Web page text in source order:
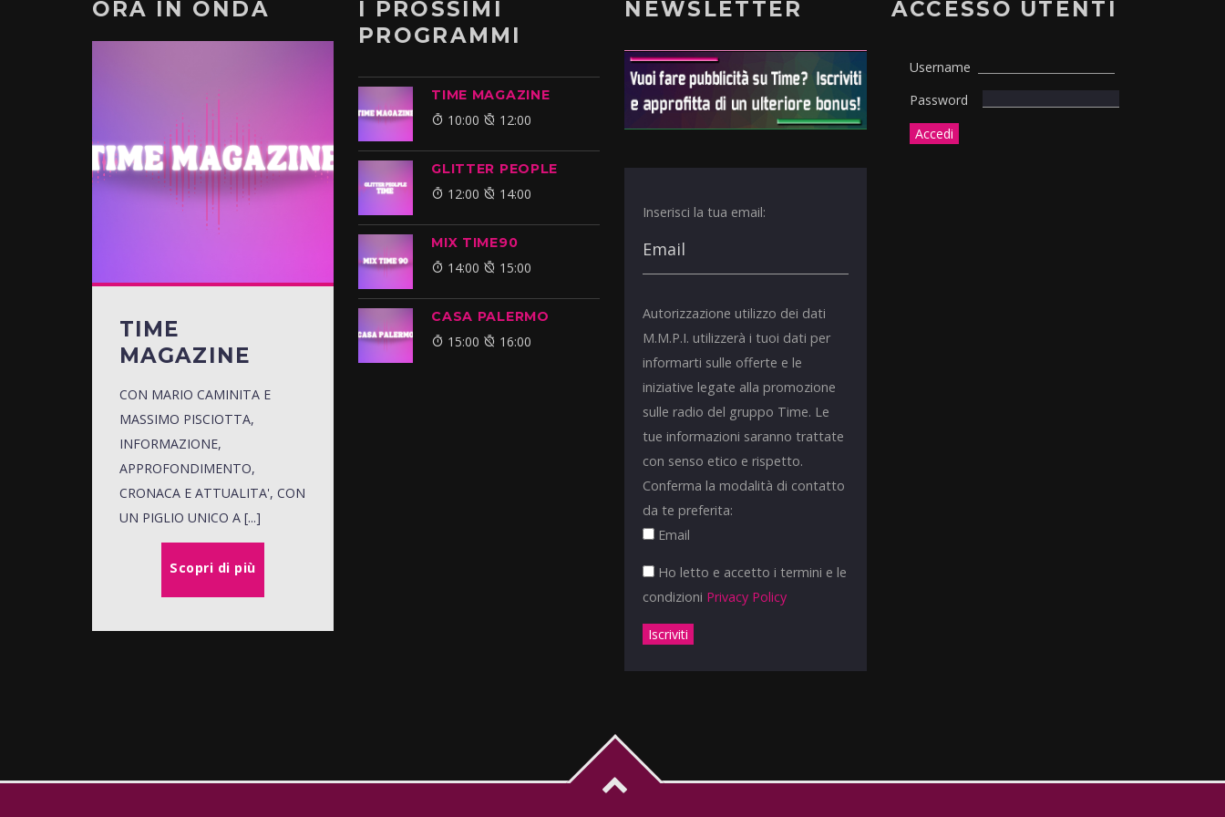
ORA IN ONDA
TIME
MAGAZINE
CON MARIO CAMINITA E
MASSIMO PISCIOTTA,
INFORMAZIONE,
APPROFONDIMENTO,
CRONACA E ATTUALITA', CON
UN PIGLIO UNICO A [...]
Scopri di più
I PROSSIMI
PROGRAMMI
TIME MAGAZINE
10:00 12:00
GLITTER PEOPLE
12:00 14:00
MIX TIME90
14:00 15:00
CASA PALERMO
15:00 16:00
NEWSLETTER
Inserisci la tua email:
Autorizzazione utilizzo dei dati
M.M.P.I. utilizzerà i tuoi dati per
informarti sulle offerte e le
iniziative legate alla promozione
sulle radio del gruppo Time. Le
tue informazioni saranno trattate
con senso etico e rispetto.
Conferma la modalità di contatto
da te preferita:
Email
Ho letto e accetto i termini e le
condizioni Privacy Policy
ACCESSO UTENTI
Username
Password